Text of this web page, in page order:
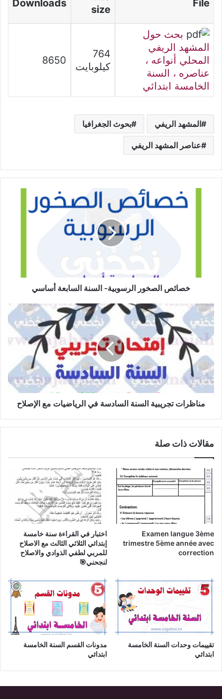
File
size
Downloads
بحث حول
المشهد الريفي
المحلي أنواعه ،
عناصره ، السنة
الخامسة ابتدائي
764
كيلوبايت
8650
المشهد الريفي بحوث الجغرافيا
عناصر المشهد الريفي
خصائص الصخور الرسوبية- السنة السابعة أساسي
مناظرات
تجريبية
السنة
السادسة
الرياضيات
مع
الإصلاح
مناظرات تجريبية السنة السادسة في الرياضيات مع الإصلاح
مقالات ذات صلة
Examen langue 3ème
trimestre 5ème année avec
correction
اختبار في القراءة سنة خامسة
إبتدائي الثلاثي الثالث مع الاصلاح
للمربي لطفي الذوادي والاصلاح
لنجحني🎯
تقييمات وحدات السنة الخامسة
ابتدائي
مدونات القسم السنة الخامسة
ابتدائي